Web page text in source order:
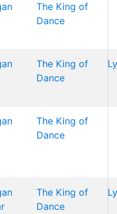
The King of
Dance
The King of
Dance
The King of
Dance
The King of
Dance